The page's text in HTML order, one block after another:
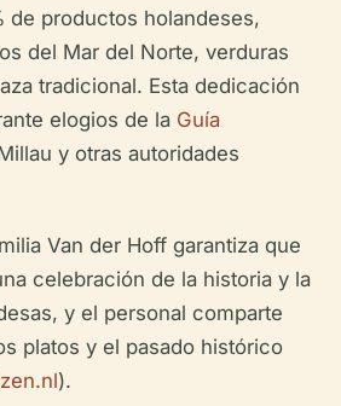
de productos holandeses,
del Mar del Norte, verduras
tradicional. Esta dedicación
elogios de la Guía
y otras autoridades
Van der Hoff garantiza que
celebración de la historia y la
y el personal comparte
platos y el pasado histórico
).